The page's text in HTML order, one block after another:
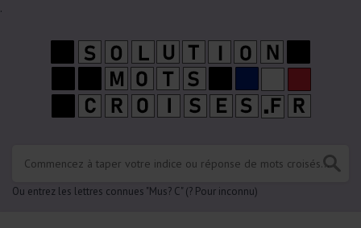
.
Ou entrez les lettres connues "Mus? C" (? Pour inconnu)